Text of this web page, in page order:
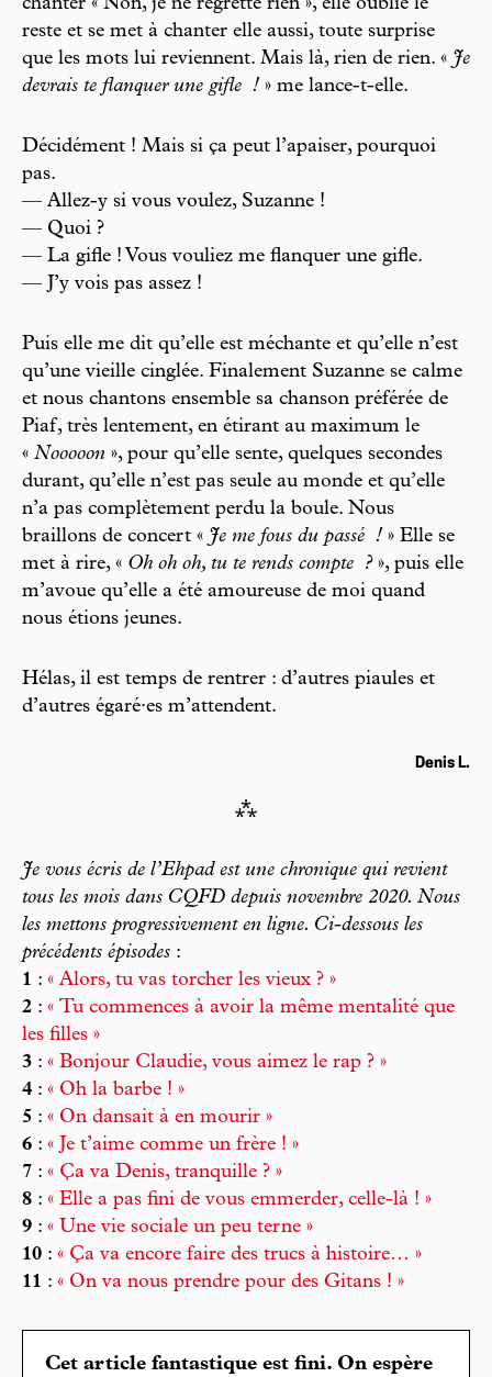
chanter « Non, je ne regrette rien », elle oublie le
reste et se met à chanter elle aussi, toute surprise
que les mots lui reviennent. Mais là, rien de rien. « Je
devrais te flanquer une gifle ! » me lance-t-elle.
Décidément ! Mais si ça peut l’apaiser, pourquoi
pas.
— Allez-y si vous voulez, Suzanne !
— Quoi ?
— La gifle ! Vous vouliez me flanquer une gifle.
— J’y vois pas assez !
Puis elle me dit qu’elle est méchante et qu’elle n’est
qu’une vieille cinglée. Finalement Suzanne se calme
et nous chantons ensemble sa chanson préférée de
Piaf, très lentement, en étirant au maximum le
« Nooooon », pour qu’elle sente, quelques secondes
durant, qu’elle n’est pas seule au monde et qu’elle
n’a pas complètement perdu la boule. Nous
braillons de concert « Je me fous du passé ! » Elle se
met à rire, « Oh oh oh, tu te rends compte ?», puis elle
m’avoue qu’elle a été amoureuse de moi quand
nous étions jeunes.
Hélas, il est temps de rentrer : d’autres piaules et
d’autres égaré·es m’attendent.
Denis L.
⁂
Je vous écris de l’Ehpad est une chronique qui revient
tous les mois dans CQFD depuis novembre 2020. Nous
les mettons progressivement en ligne. Ci-dessous les
précédents épisodes :
1 : « Alors, tu vas torcher les vieux ? »
2 : « Tu commences à avoir la même mentalité que
les filles »
3 : « Bonjour Claudie, vous aimez le rap ? »
4 : « Oh la barbe ! »
5 : « On dansait à en mourir »
6 : « Je t’aime comme un frère ! »
7 : « Ça va Denis, tranquille ? »
8 : « Elle a pas fini de vous emmerder, celle-là ! »
9 : « Une vie sociale un peu terne »
10 : « Ça va encore faire des trucs à histoire… »
11 : « On va nous prendre pour des Gitans ! »
Cet article fantastique est fini. On espère